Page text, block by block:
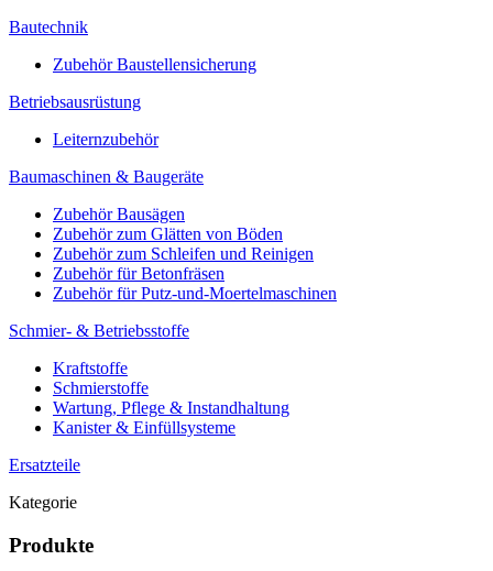
Bautechnik
Zubehör Baustellensicherung
Betriebsausrüstung
Leiternzubehör
Baumaschinen & Baugeräte
Zubehör Bausägen
Zubehör zum Glätten von Böden
Zubehör zum Schleifen und Reinigen
Zubehör für Betonfräsen
Zubehör für Putz-und-Moertelmaschinen
Schmier- & Betriebsstoffe
Kraftstoffe
Schmierstoffe
Wartung, Pflege & Instandhaltung
Kanister & Einfüllsysteme
Ersatzteile
Kategorie
Produkte